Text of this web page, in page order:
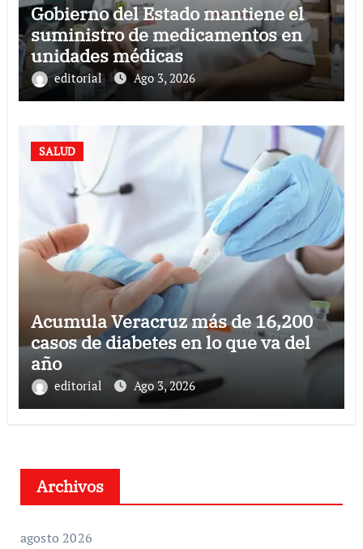
Gobierno del Estado mantiene el
suministro de medicamentos en
unidades médicas
editorial Ago 3, 2026
SALUD
Acumula Veracruz más de 16,200
casos de diabetes en lo que va del
año
editorial Ago 3, 2026
Archivos
agosto 2026